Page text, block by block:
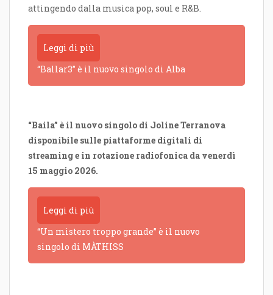
attingendo dalla musica pop, soul e R&B.
Leggi di più
“Ballar3” è il nuovo singolo di Alba
“Baila” è il nuovo singolo di Joline Terranova
disponibile sulle piattaforme digitali di
streaming e in rotazione radiofonica da venerdì
15 maggio 2026.
Leggi di più
“Un mistero troppo grande” è il nuovo
singolo di MÀTHISS